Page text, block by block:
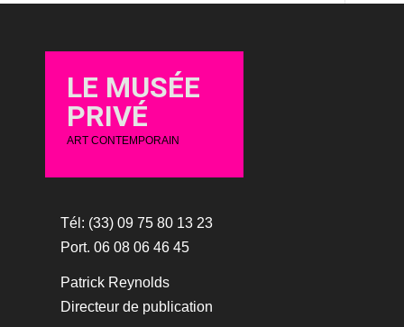
LE MUSÉE
PRIVÉ
ART CONTEMPORAIN
Tél: (33) 09 75 80 13 23
Port. 06 08 06 46 45
Patrick Reynolds
Directeur de publication